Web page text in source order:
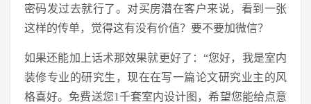
密码发过去就行了。对买房潜在客户来说，看到一张
这样的传单，觉得这有没有价值？要不要加微信？
如果还能加上话术那效果就更好了：“您好，我是室内
装修专业的研究生，现在在写一篇论文研究业主的风
格喜好。免费送您1千套室内设计图，希望您能给点意